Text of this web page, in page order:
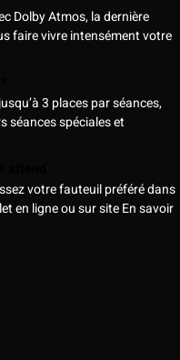
Dolby Atmos, la dernière
faire vivre intensément votre
3 places par séances,
séances spéciales et
votre fauteuil préféré dans
en ligne ou sur siteEn savoir